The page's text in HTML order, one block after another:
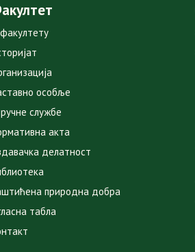
особље
службе
акта
делатност
природна добра
табла